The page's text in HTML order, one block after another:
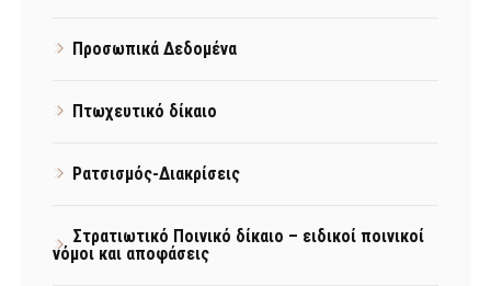
Προσωπικά Δεδομένα
Πτωχευτικό δίκαιο
Ρατσισμός-Διακρίσεις
Στρατιωτικό Ποινικό δίκαιο – ειδικοί ποινικοί
νόμοι και αποφάσεις